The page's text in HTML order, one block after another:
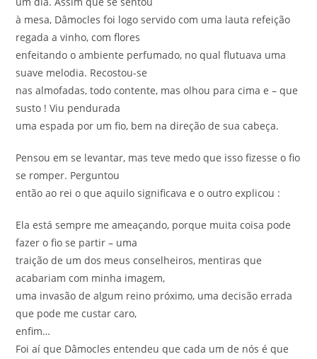
à mesa, Dâmocles foi logo servido com uma lauta refeição
regada a vinho, com flores
enfeitando o ambiente perfumado, no qual flutuava uma
suave melodia. Recostou-se
nas almofadas, todo contente, mas olhou para cima e – que
susto ! Viu pendurada
uma espada por um fio, bem na direção de sua cabeça.
Pensou em se levantar, mas teve medo que isso fizesse o fio
se romper. Perguntou
então ao rei o que aquilo significava e o outro explicou :
Ela está sempre me ameaçando, porque muita coisa pode
fazer o fio se partir – uma
traição de um dos meus conselheiros, mentiras que
acabariam com minha imagem,
uma invasão de algum reino próximo, uma decisão errada
que pode me custar caro,
enfim…
Foi aí que Dâmocles entendeu que cada um de nós é que